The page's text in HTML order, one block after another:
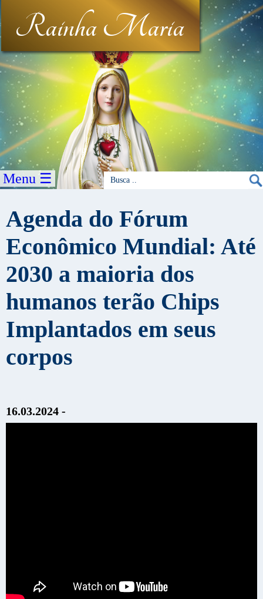
Rainha Maria
Menu ☰
Agenda do Fórum
Econômico Mundial: Até
2030 a maioria dos
humanos terão Chips
Implantados em seus
corpos
16.03.2024 -